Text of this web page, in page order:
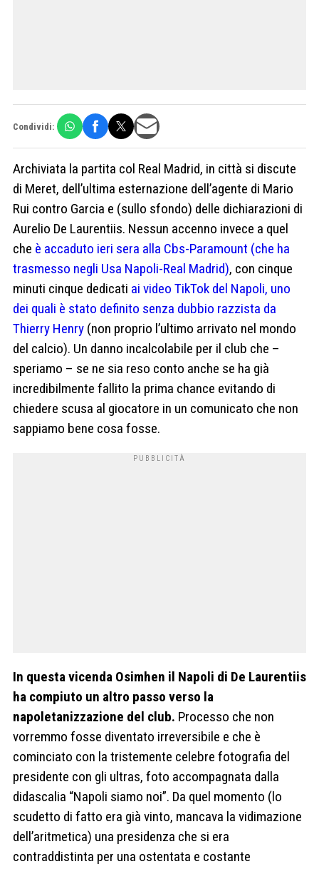
Condividi:
Archiviata la partita col Real Madrid, in città si discute
di Meret, dell’ultima esternazione dell’agente di Mario
Rui contro Garcia e (sullo sfondo) delle dichiarazioni di
Aurelio De Laurentiis. Nessun accenno invece a quel
che è accaduto ieri sera alla Cbs-Paramount (che ha
trasmesso negli Usa Napoli-Real Madrid), con cinque
minuti cinque dedicati ai video TikTok del Napoli, uno
dei quali è stato definito senza dubbio razzista da
Thierry Henry (non proprio l’ultimo arrivato nel mondo
del calcio). Un danno incalcolabile per il club che –
speriamo – se ne sia reso conto anche se ha già
incredibilmente fallito la prima chance evitando di
chiedere scusa al giocatore in un comunicato che non
sappiamo bene cosa fosse.
In questa vicenda Osimhen il Napoli di De Laurentiis
ha compiuto un altro passo verso la
napoletanizzazione del club. Processo che non
vorremmo fosse diventato irreversibile e che è
cominciato con la tristemente celebre fotografia del
presidente con gli ultras, foto accompagnata dalla
didascalia “Napoli siamo noi”. Da quel momento (lo
scudetto di fatto era già vinto, mancava la vidimazione
dell’aritmetica) una presidenza che si era
contraddistinta per una ostentata e costante